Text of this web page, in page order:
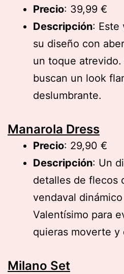
Precio: 39,99 €
Descripción: Este
su diseño con
un toque
buscan un look
deslumbrante.
Manarola Dress
Precio: 29,90 €
Descripción: Un
detalles de flecos
vendaval
Valentísimo para
quieras moverte y
Milano Set